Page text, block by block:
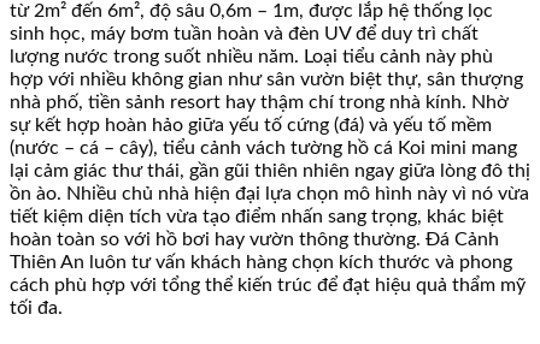
từ 2m² đến 6m², độ sâu 0,6m – 1m, được lắp hệ thống lọc
sinh học, máy bơm tuần hoàn và đèn UV để duy trì chất
lượng nước trong suốt nhiều năm. Loại tiểu cảnh này phù
hợp với nhiều không gian như sân vườn biệt thự, sân thượng
nhà phố, tiền sảnh resort hay thậm chí trong nhà kính. Nhờ
sự kết hợp hoàn hảo giữa yếu tố cứng (đá) và yếu tố mềm
(nước – cá – cây), tiểu cảnh vách tường hồ cá Koi mini mang
lại cảm giác thư thái, gần gũi thiên nhiên ngay giữa lòng đô thị
ồn ào. Nhiều chủ nhà hiện đại lựa chọn mô hình này vì nó vừa
tiết kiệm diện tích vừa tạo điểm nhấn sang trọng, khác biệt
hoàn toàn so với hồ bơi hay vườn thông thường. Đá Cảnh
Thiên An luôn tư vấn khách hàng chọn kích thước và phong
cách phù hợp với tổng thể kiến trúc để đạt hiệu quả thẩm mỹ
tối đa.